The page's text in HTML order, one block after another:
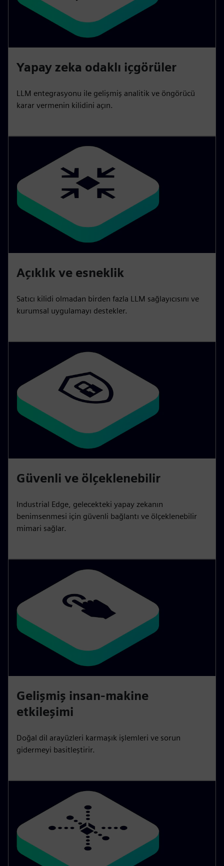
Yapay zeka odaklı içgörüler
LLM entegrasyonu ile gelişmiş analitik ve öngörücü
karar vermenin kilidini açın.
Açıklık ve esneklik
Satıcı kilidi olmadan birden fazla LLM sağlayıcısını ve
kurumsal uygulamayı destekler.
Güvenli ve ölçeklenebilir
Industrial Edge, gelecekteki yapay zekanın
benimsenmesi için güvenli bağlantı ve ölçeklenebilir
mimari sağlar.
Gelişmiş insan-makine
etkileşimi
Doğal dil arayüzleri karmaşık işlemleri ve sorun
gidermeyi basitleştirir.